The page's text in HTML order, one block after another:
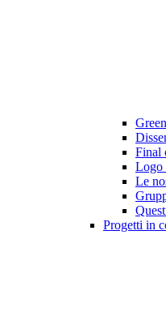
Final
Logo
Le
Progetti in